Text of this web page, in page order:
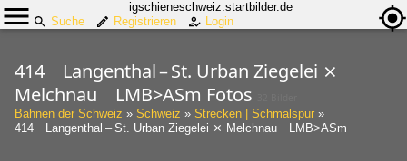
igschieneschweiz.startbilder.de
Suche
Registrieren Login
414 Langenthal – St. Urban Ziegelei ⨯
Melchnau LMB>ASm Fotos
Bahnen der Schweiz » Schweiz » Strecken | Schmalspur »
414 Langenthal – St. Urban Ziegelei ⨯ Melchnau LMB>ASm